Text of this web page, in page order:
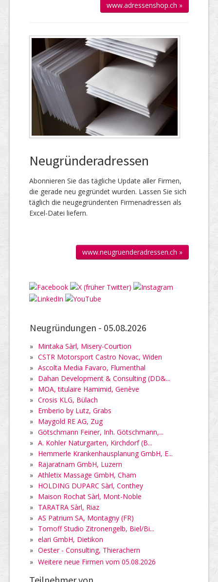
www.adressenshop.ch »
Neugründeradressen
Abonnieren Sie das täg­liche Up­date aller Firmen,
die gerade neu ge­gründet wur­den. Lassen Sie sich
täglich die neu­gegründenten Firmen­adressen als
Excel-Datei liefern.
www.neugruenderadressen.ch »
Neugründungen - 05.08.2026
» Mintaka Sàrl, Misery-Courtion
» CSTR Motorsport Castro Novac, Widen
» Ascolta Media Favaro, Flumenthal
» Dahan Development & Consulting (DD&...
» MOA, titulaire Hamimid, Genève
» Crosis KLG, Bülach
» Emberio by Lutz, Grabs
» Maygold RE AG, Zug
» Götschmann Feiner, Inh. Götschmann,...
» A. Kohler Naturgarten, Kirchdorf (B...
» Hemmerle Krankenhausplanung GmbH, E...
» Rajaratnam GmbH, Luzern
» Athletix Massage GmbH, Cham
» HOLDING DUPARC Sàrl, Conthey
» Maison Rochat Sàrl, Mont-Noble
» TARATRA Sàrl, Riaz
» AS Patrium SA, Montagny (FR)
» Tomoff Studio Zitronengelb, Biel/Bi...
» elari GmbH, Dietikon
» Oester - Consulting, Thierachern
» Weitere neue Firmen vom 05.08.2026
Teilnehmer von